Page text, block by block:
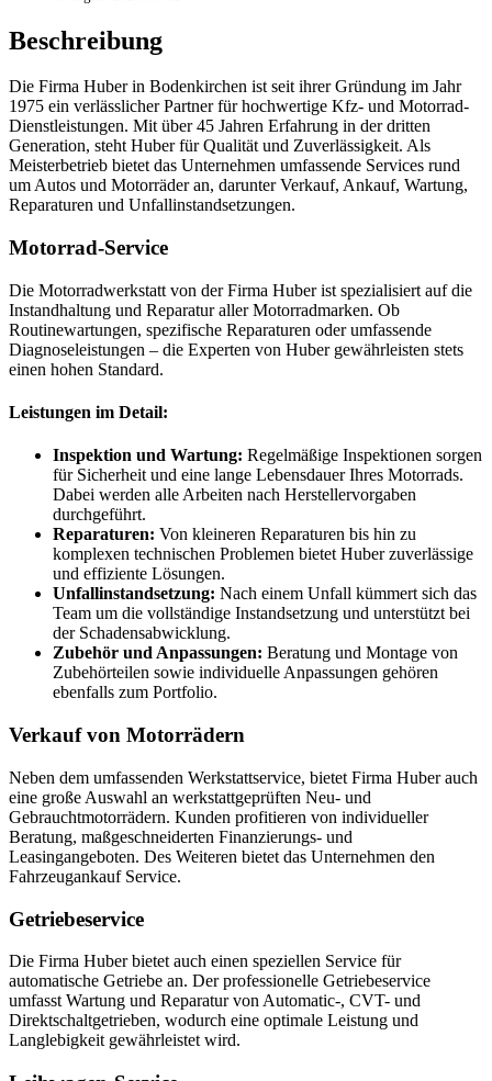
Beschreibung
Die Firma Huber in Bodenkirchen ist seit ihrer Gründung im Jahr
1975 ein verlässlicher Partner für hochwertige Kfz- und Motorrad-
Dienstleistungen. Mit über 45 Jahren Erfahrung in der dritten
Generation, steht Huber für Qualität und Zuverlässigkeit. Als
Meisterbetrieb bietet das Unternehmen umfassende Services rund
um Autos und Motorräder an, darunter Verkauf, Ankauf, Wartung,
Reparaturen und Unfallinstandsetzungen.
Motorrad-Service
Die Motorradwerkstatt von der Firma Huber ist spezialisiert auf die
Instandhaltung und Reparatur aller Motorradmarken. Ob
Routinewartungen, spezifische Reparaturen oder umfassende
Diagnoseleistungen – die Experten von Huber gewährleisten stets
einen hohen Standard.
Leistungen im Detail:
Inspektion und Wartung: Regelmäßige Inspektionen sorgen
für Sicherheit und eine lange Lebensdauer Ihres Motorrads.
Dabei werden alle Arbeiten nach Herstellervorgaben
durchgeführt.
Reparaturen: Von kleineren Reparaturen bis hin zu
komplexen technischen Problemen bietet Huber zuverlässige
und effiziente Lösungen.
Unfallinstandsetzung: Nach einem Unfall kümmert sich das
Team um die vollständige Instandsetzung und unterstützt bei
der Schadensabwicklung.
Zubehör und Anpassungen: Beratung und Montage von
Zubehörteilen sowie individuelle Anpassungen gehören
ebenfalls zum Portfolio.
Verkauf von Motorrädern
Neben dem umfassenden Werkstattservice, bietet Firma Huber auch
eine große Auswahl an werkstattgeprüften Neu- und
Gebrauchtmotorrädern. Kunden profitieren von individueller
Beratung, maßgeschneiderten Finanzierungs- und
Leasingangeboten. Des Weiteren bietet das Unternehmen den
Fahrzeugankauf Service.
Getriebeservice
Die Firma Huber bietet auch einen speziellen Service für
automatische Getriebe an. Der professionelle Getriebeservice
umfasst Wartung und Reparatur von Automatic-, CVT- und
Direktschaltgetrieben, wodurch eine optimale Leistung und
Langlebigkeit gewährleistet wird.